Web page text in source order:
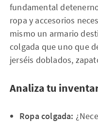
fundamental
ropa y accesorios
mismo un armario
colgada que uno que
jerséis doblados,
Analiza tu
Ropa colgada: